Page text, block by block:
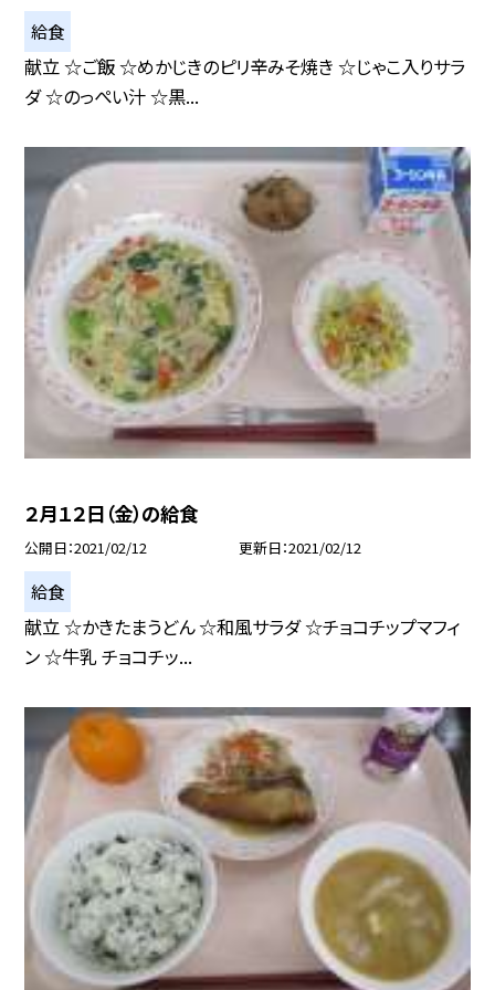
給食
献立 ☆ご飯 ☆めかじきのピリ辛みそ焼き ☆じゃこ入りサラ
ダ ☆のっぺい汁 ☆黒...
２月１２日（金）の給食
公開日 2021/02/12 更新日 2021/02/12
給食
献立 ☆かきたまうどん ☆和風サラダ ☆チョコチップマフィ
ン ☆牛乳 チョコチッ...